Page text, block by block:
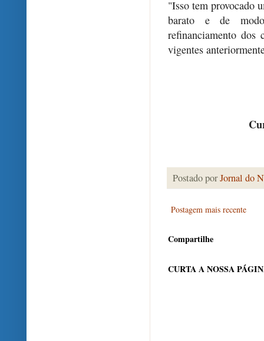
"Isso tem provocado
barato e de
refinanciamento dos
vigentes
Postado porJornal do
Postagem mais recente
Compartilhe
CURTA A NOSSA